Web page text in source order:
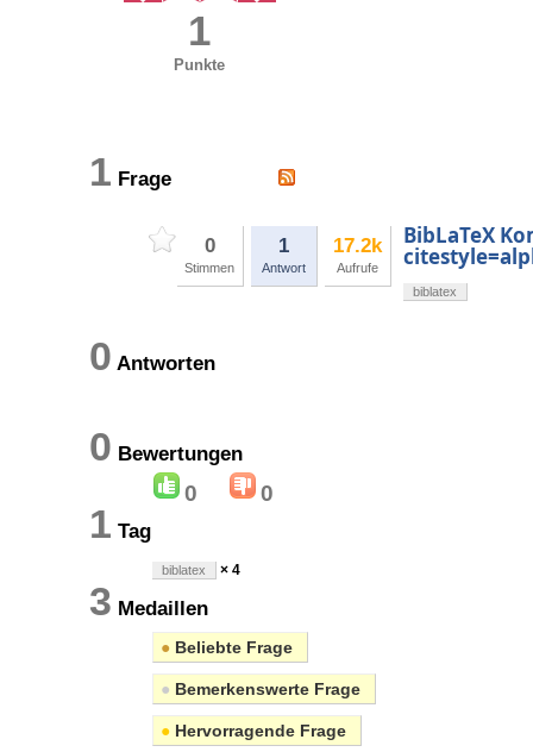
1
Punkte
1 Frage
0
Stimmen
1
Antwort
17.2k
Aufrufe
BibLaTeX
biblatex
0 Antworten
0 Bewertungen
0 0
1 Tag
biblatex × 4
3 Medaillen
● Beliebte Frage
● Bemerkenswerte Frage
● Hervorragende Frage